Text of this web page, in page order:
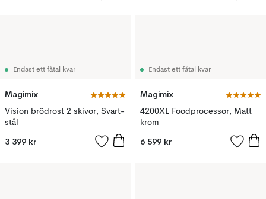
Endast ett fåtal kvar
Magimix
Vision brödrost 2 skivor, Svart-
stål
3 399 kr
Endast ett fåtal kvar
Magimix
4200XL Foodprocessor, Matt
krom
6 599 kr